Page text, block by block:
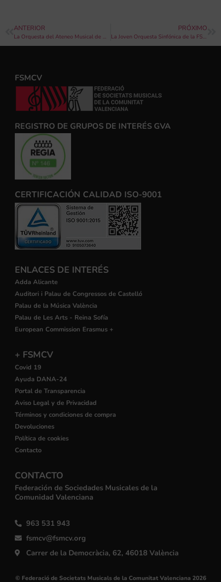
ANTERIOR
La Orquesta del Ateneo Musical de Cullera estrenará La Lledonereta, primer premio del I Concurso de Composición Internacional Emili Giménez Bou
PRÓXIMO
La Joven Orquesta Sinfónica de la FSMCV actúa ante maestros de todo el mundo en el Congreso Internacional de Directores
FSMCV
REGISTRO DE GRUPOS DE INTERÉS GVA
CERTIFICACIÓN CALIDAD ISO-9001
ENLACES DE INTERÉS
Adda Alicante
Auditori i Palau de Congressos de Castelló
Palau de la Música València
Palau de Les Arts - Reina Sofía
European Commission Erasmus +
+ FSMCV
Covid 19
Ayuda DANA-24
Portal de Transparencia
Aviso Legal y de Privacidad
Términos y condiciones de compra
Devoluciones
Política de cookies
Contacto
CONTACTO
Federación de Sociedades Musicales de la
Comunidad Valenciana
963 531 943
fsmcv@fsmcv.org
Carrer de la Democràcia, 62, 46018 València
© Federació de Societats Musicals de la Comunitat Valenciana 2026